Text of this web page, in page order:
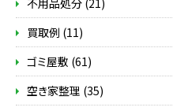
買取例 (11)
ゴミ屋敷 (61)
空き家整理 (35)